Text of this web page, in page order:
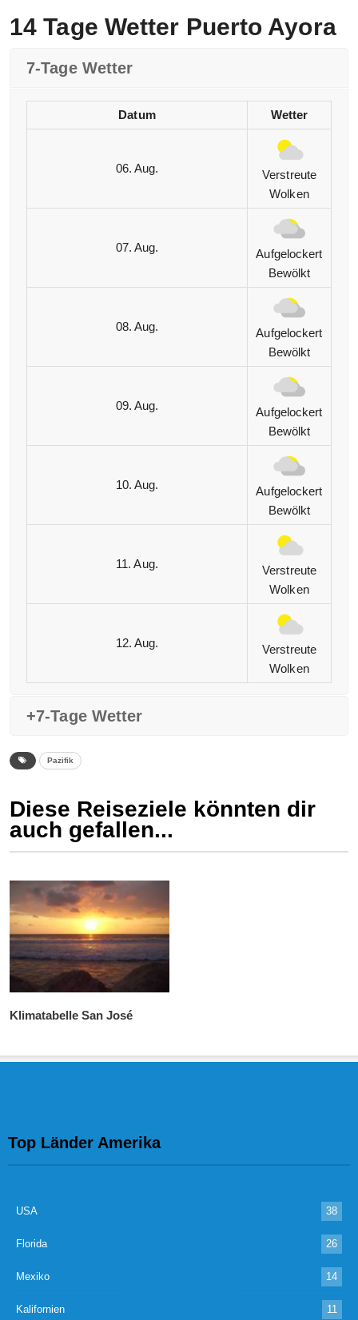
14 Tage Wetter Puerto Ayora
7-Tage Wetter
Datum Wetter
06. Aug.
Verstreute
Wolken
07. Aug.
Aufgelockert
Bewölkt
08. Aug.
Aufgelockert
Bewölkt
09. Aug.
Aufgelockert
Bewölkt
10. Aug.
Aufgelockert
Bewölkt
11. Aug.
Verstreute
Wolken
12. Aug.
Verstreute
Wolken
+7-Tage Wetter
Pazifik
Diese Reiseziele könnten dir
auch gefallen...
Klimatabelle San José
Top Länder Amerika
USA 38
Florida 26
Mexiko 14
Kalifornien 11